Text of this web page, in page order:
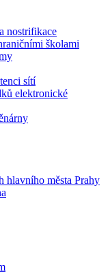
nostrifikace
školami
sítí
elektronické
hlavního města Prahy